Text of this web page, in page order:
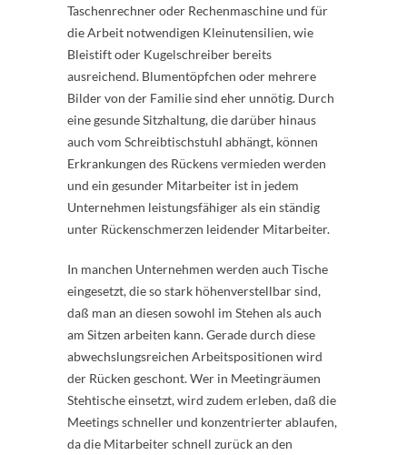
Taschenrechner oder Rechenmaschine und für
die Arbeit notwendigen Kleinutensilien, wie
Bleistift oder Kugelschreiber bereits
ausreichend. Blumentöpfchen oder mehrere
Bilder von der Familie sind eher unnötig. Durch
eine gesunde Sitzhaltung, die darüber hinaus
auch vom Schreibtischstuhl abhängt, können
Erkrankungen des Rückens vermieden werden
und ein gesunder Mitarbeiter ist in jedem
Unternehmen leistungsfähiger als ein ständig
unter Rückenschmerzen leidender Mitarbeiter.
In manchen Unternehmen werden auch Tische
eingesetzt, die so stark höhenverstellbar sind,
daß man an diesen sowohl im Stehen als auch
am Sitzen arbeiten kann. Gerade durch diese
abwechslungsreichen Arbeitspositionen wird
der Rücken geschont. Wer in Meetingräumen
Stehtische einsetzt, wird zudem erleben, daß die
Meetings schneller und konzentrierter ablaufen,
da die Mitarbeiter schnell zurück an den